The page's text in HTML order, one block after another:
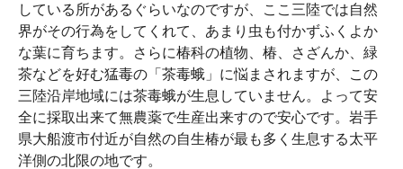
している所があるぐらいなのですが、ここ三陸では自然
界がその行為をしてくれて、あまり虫も付かずふくよか
な葉に育ちます。さらに椿科の植物、椿、さざんか、緑
茶などを好む猛毒の「茶毒蛾」に悩まされますが、この
三陸沿岸地域には茶毒蛾が生息していません。よって安
全に採取出来て無農薬で生産出来すので安心です。岩手
県大船渡市付近が自然の自生椿が最も多く生息する太平
洋側の北限の地です。